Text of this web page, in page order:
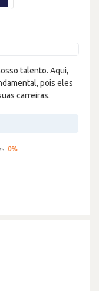
talento. Aqui,
pois eles
carreiras.
0%